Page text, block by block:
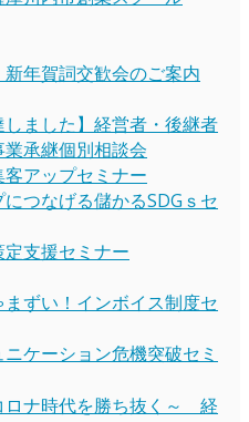
年賀詞交歓会のご案内
しました】経営者・後継者
承継個別相談会
アップセミナー
つなげる儲かるSDGｓセ
支援セミナー
ずい！インボイス制度セ
ケーション危機突破セミ
ロナ時代を勝ち抜く～ 経